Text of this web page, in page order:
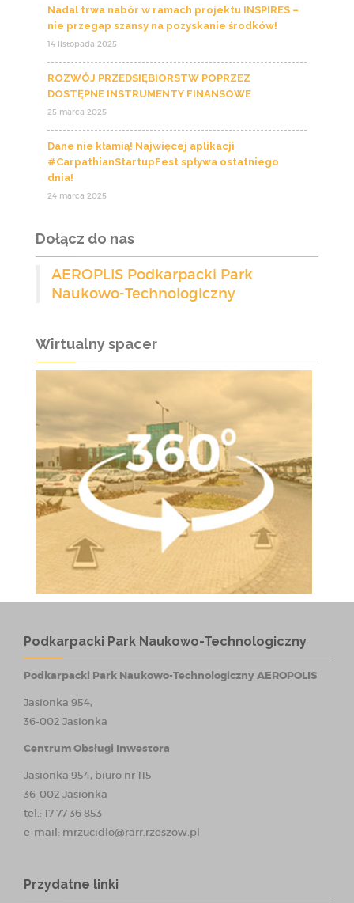
Nadal trwa nabór w ramach projektu INSPIRES –
nie przegap szansy na pozyskanie środków!
14 listopada 2025
ROZWÓJ PRZEDSIĘBIORSTW POPRZEZ
DOSTĘPNE INSTRUMENTY FINANSOWE
25 marca 2025
Dane nie kłamią! Najwięcej aplikacji
#CarpathianStartupFest spływa ostatniego
dnia!
24 marca 2025
Dołącz do nas
AEROPLIS Podkarpacki Park
Naukowo-Technologiczny
Wirtualny spacer
Podkarpacki Park Naukowo-Technologiczny
Podkarpacki Park Naukowo-Technologiczny AEROPOLIS
Jasionka 954,
36-002 Jasionka
Centrum Obsługi Inwestora
Jasionka 954, biuro nr 115
36-002 Jasionka
tel.: 17 77 36 853
e-mail: mrzucidlo@rarr.rzeszow.pl
Przydatne linki